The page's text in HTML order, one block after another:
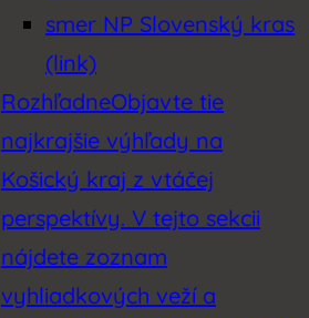
smer NP Slovenský kras
(link)
RozhľadneObjavte tie
najkrajšie výhľady na
Košický kraj z vtáčej
perspektívy. V tejto sekcii
nájdete zoznam
vyhliadkových veží a